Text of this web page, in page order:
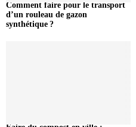
Comment faire pour le transport
d’un rouleau de gazon
synthétique ?